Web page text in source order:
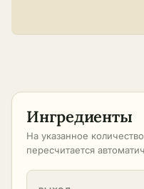
Ингредиенты
На указанное
пересчитается